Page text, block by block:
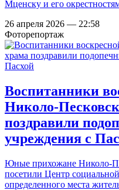
Мценску и его
26 апреля 2026 — 22:58
Фоторепортаж
Воспитанники
Николо-
поздравили
учреждения с
Юные прихожане Николо-
посетили Центр
определенного места